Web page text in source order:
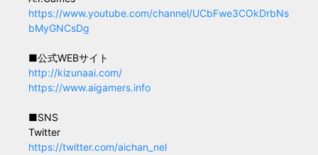
https://www.youtube.com/channel/UCbFwe3COkDrbNs
bMyGNCsDg
■公式WEBサイト
http://kizunaai.com/
https://www.aigamers.info
■SNS
Twitter
https://twitter.com/aichan_nel